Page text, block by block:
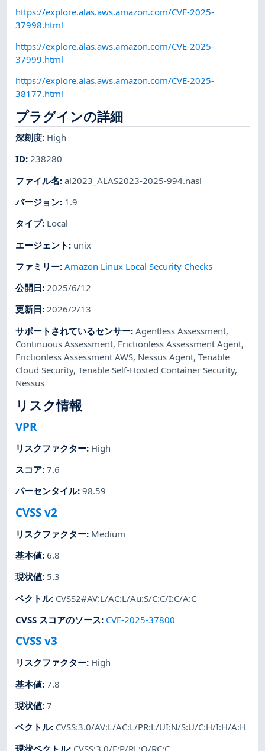
https://explore.alas.aws.amazon.com/CVE-2025-
37998.html
https://explore.alas.aws.amazon.com/CVE-2025-
37999.html
https://explore.alas.aws.amazon.com/CVE-2025-
38177.html
プラグインの詳細
深刻度: High
ID:238280
ファイル名:al2023_ALAS2023-2025-994.nasl
バージョン: 1.9
タイプ: Local
エージェント : unix
ファミリー:Amazon Linux Local Security Checks
公開日:2025/6/12
更新日:2026/2/13
サポートされているセンサー:Agentless Assessment,
Continuous Assessment, Frictionless Assessment Agent,
Frictionless Assessment AWS, Nessus Agent,Tenable
Cloud Security,Tenable Self-Hosted Container Security,
Nessus
リスク情報
VPR
リスクファクター: High
スコア:7.6
パーセンタイル:98.59
CVSS v2
リスクファクター: Medium
基本値:6.8
現状値: 5.3
ベクトル: CVSS2#AV:L/AC:L/Au:S/C:C/I:C/A:C
CVSS スコアのソース: CVE-2025-37800
CVSS v3
リスクファクター: High
基本値:7.8
現状値:7
ベクトル: CVSS:3.0/AV:L/AC:L/PR:L/UI:N/S:U/C:H/I:H/A:H
現状ベクトル: CVSS:3.0/E:P/RL:O/RC:C